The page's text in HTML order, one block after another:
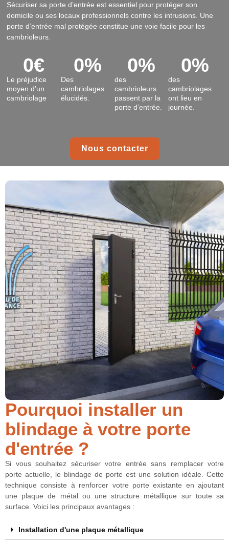
Sécuriser sa porte d’entrée est essentiel pour protéger son
domicile ou ses locaux professionnels contre les intrusions. Une
porte d’entrée mal protégée constitue une voie facile pour les
cambrioleurs.
Le préjudice
moyen d'un
cambriolage
0€
Des
cambriolages
élucidés.
0%
des
cambrioleurs
passent par la
porte d’entrée.
0%
des
cambriolages
ont lieu en
journée.
0%
Nous contacter
Pourquoi installer un
blindage à votre porte
d'entrée ?
Si vous souhaitez sécuriser votre entrée sans remplacer votre
porte actuelle, le blindage de porte est une solution idéale. Cette
technique consiste à renforcer votre porte existante en ajoutant
une plaque de métal ou une structure métallique sur toute sa
surface. Voici les principaux avantages :
Installation d'une plaque métallique